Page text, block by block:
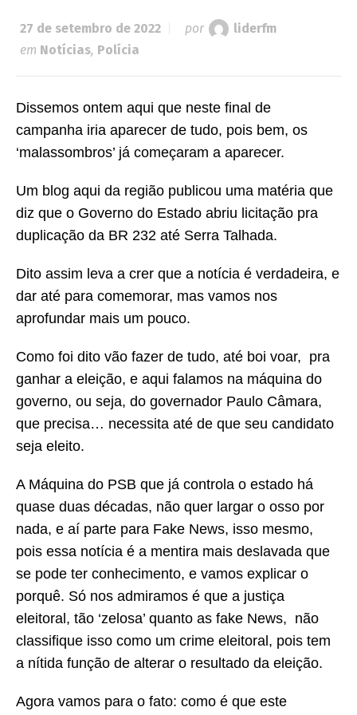
27 de setembro de 2022 por
liderfm
em Notícias, Polícia
Dissemos ontem aqui que neste final de
campanha iria aparecer de tudo, pois bem, os
‘malassombros’ já começaram a aparecer.
Um blog aqui da região publicou uma matéria que
diz que o Governo do Estado abriu licitação pra
duplicação da BR 232 até Serra Talhada.
Dito assim leva a crer que a notícia é verdadeira, e
dar até para comemorar, mas vamos nos
aprofundar mais um pouco.
Como foi dito vão fazer de tudo, até boi voar, pra
ganhar a eleição, e aqui falamos na máquina do
governo, ou seja, do governador Paulo Câmara,
que precisa… necessita até de que seu candidato
seja eleito.
A Máquina do PSB que já controla o estado há
quase duas décadas, não quer largar o osso por
nada, e aí parte para Fake News, isso mesmo,
pois essa notícia é a mentira mais deslavada que
se pode ter conhecimento, e vamos explicar o
porquê. Só nos admiramos é que a justiça
eleitoral, tão ‘zelosa’ quanto as fake News, não
classifique isso como um crime eleitoral, pois tem
a nítida função de alterar o resultado da eleição.
Agora vamos para o fato: como é que este